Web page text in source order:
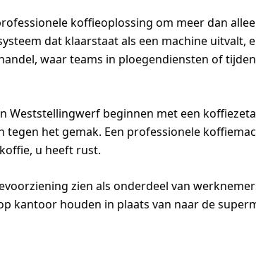
koffieoplossing om meer dan
dat klaarstaat als een machine
waar teams in ploegendiensten of
Weststellingwerf beginnen met een
het gemak. Een professionele
u heeft rust.
zien als onderdeel van
kantoor houden in plaats van naar de